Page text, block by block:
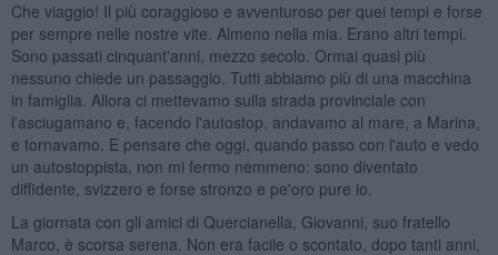
Che viaggio! Il più coraggioso e avventuroso per quei tempi e forse
per sempre nelle nostre vite. Almeno nella mia. Erano altri tempi.
Sono passati cinquant'anni, mezzo secolo. Ormai quasi più
nessuno chiede un passaggio. Tutti abbiamo più di una macchina
in famiglia. Allora ci mettevamo sulla strada provinciale con
l'asciugamano e, facendo l'autostop, andavamo al mare, a Marina,
e tornavamo. E pensare che oggi, quando passo con l'auto e vedo
un autostoppista, non mi fermo nemmeno: sono diventato
diffidente, svizzero e forse stronzo e pe'oro pure io.
La giornata con gli amici di Quercianella, Giovanni, suo fratello
Marco, è scorsa serena. Non era facile o scontato, dopo tanti anni,